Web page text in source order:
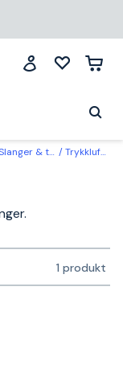
& tilbehør Trykkluftslanger
1 produkt